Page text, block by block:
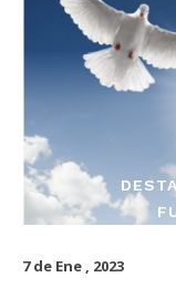
7 de Ene , 2023